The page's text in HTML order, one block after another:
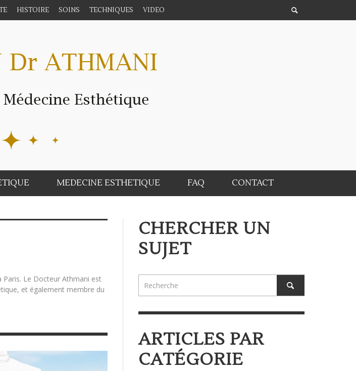
HISTOIRE SOINS TECHNIQUES VIDEO
MEDECINE ESTHETIQUE FAQ CONTACT
Paris. Le Docteur Athmani est
et également membre du
CHERCHER UN
SUJET
ARTICLES PAR
CATÉGORIE